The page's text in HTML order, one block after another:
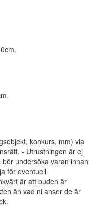
konkurs, mm) via
- Utrustningen är ej
undersöka varan innan
för eventuell
är att buden är
än vad ni anser de är